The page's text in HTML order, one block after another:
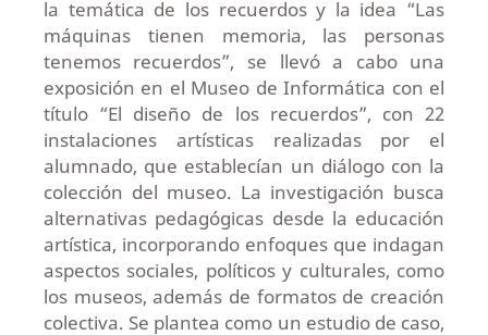
la temática de los recuerdos y la idea “Las
máquinas tienen memoria, las personas
tenemos recuerdos”, se llevó a cabo una
exposición en el Museo de Informática con el
título “El diseño de los recuerdos”, con 22
instalaciones artísticas realizadas por el
alumnado, que establecían un diálogo con la
colección del museo. La investigación busca
alternativas pedagógicas desde la educación
artística, incorporando enfoques que indagan
aspectos sociales, políticos y culturales, como
los museos, además de formatos de creación
colectiva. Se plantea como un estudio de caso,